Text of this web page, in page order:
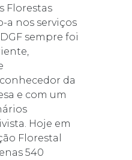
Florestas
a nos serviços
sempre foi
da
e com um
Hoje em
Florestal
540